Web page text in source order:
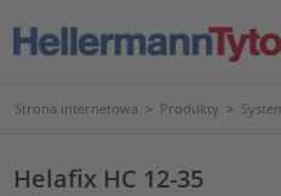
Strona internetowa > Produkty >
Helafix HC 12-35